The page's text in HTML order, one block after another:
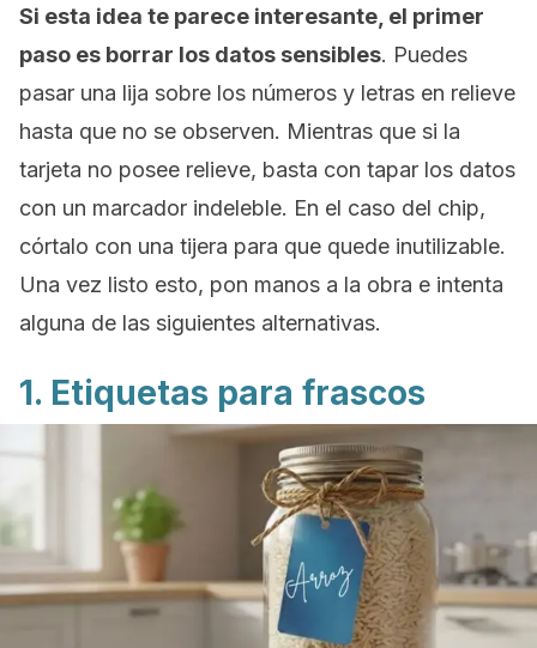
Si esta idea te parece interesante, el primer
paso es borrar los datos sensibles. Puedes
pasar una lija sobre los números y letras en relieve
hasta que no se observen. Mientras que si la
tarjeta no posee relieve, basta con tapar los datos
con un marcador indeleble. En el caso del chip,
córtalo con una tijera para que quede inutilizable.
Una vez listo esto, pon manos a la obra e intenta
alguna de las siguientes alternativas.
1. Etiquetas para frascos